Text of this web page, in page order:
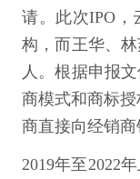
请。此次IPO，
构，而王华、
人。根据申报
商模式和商标
商直接向经销商
2019年至2022